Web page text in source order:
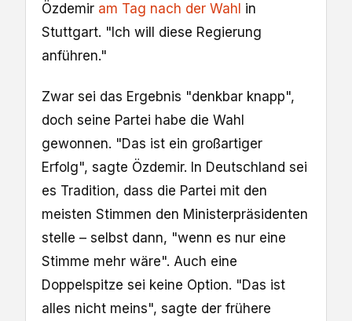
Özdemir am Tag nach der Wahl in
Stuttgart. "Ich will diese Regierung
anführen."
Zwar sei das Ergebnis "denkbar knapp",
doch seine Partei habe die Wahl
gewonnen. "Das ist ein großartiger
Erfolg", sagte Özdemir. In Deutschland sei
es Tradition, dass die Partei mit den
meisten Stimmen den Ministerpräsidenten
stelle – selbst dann, "wenn es nur eine
Stimme mehr wäre". Auch eine
Doppelspitze sei keine Option. "Das ist
alles nicht meins", sagte der frühere